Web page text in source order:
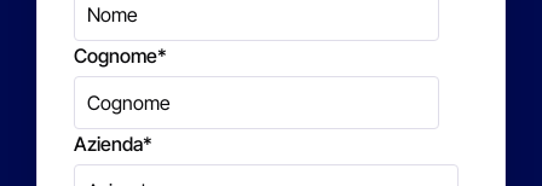
Cognome*
Azienda*